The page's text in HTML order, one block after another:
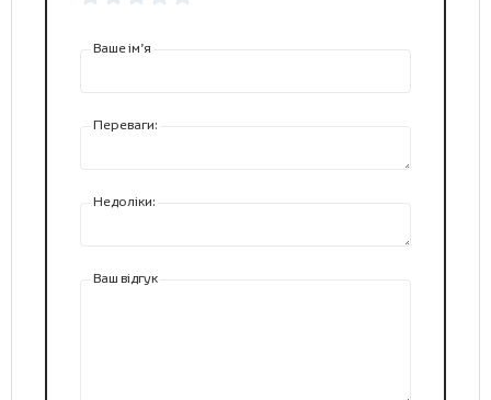
Ваше ім’я
Переваги:
Недоліки:
Ваш відгук